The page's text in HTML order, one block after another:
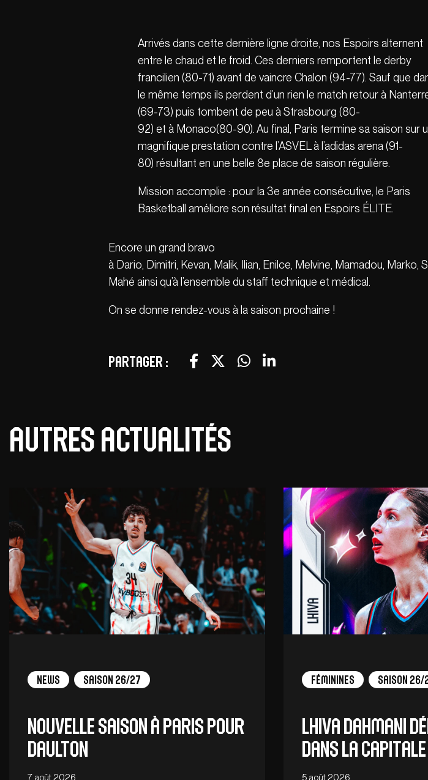
Arrivés dans cette dernière ligne droite, nos Espoirs alternent
entre le chaud et le froid. Ces derniers remportent le derby
francilien (80-71) avant de vaincre Chalon (94-77). Sauf que
le même temps ils perdent d’un rien le match retour à
(69-73) puis tombent de peu à Strasbourg (80-
92) et à Monaco(80-90). Au final, Paris termine sa saison sur
magnifique prestation contre l’ASVEL à l’adidas arena (91-
80) résultant en une belle 8e place de saison régulière.
Mission accomplie : pour la 3e année consécutive, le Paris
Basketball améliore son résultat final en Espoirs ÉLITE.
Encore un grand bravo
à Dario, Dimitri, Kevan, Malik, Ilian, Enilce, Melvine, Mamadou,
Mahé ainsi qu’à l’ensemble du staff technique et médical.
On se donne rendez-vous à la saison prochaine !
Partager :
Autres actualités
News Saison 26/27
Nouvelle saison à Paris pour
Daulton
7 août 2026
Féminines Saison 26/
Lhiva Dahmani
dans la capitale
5 août 2026